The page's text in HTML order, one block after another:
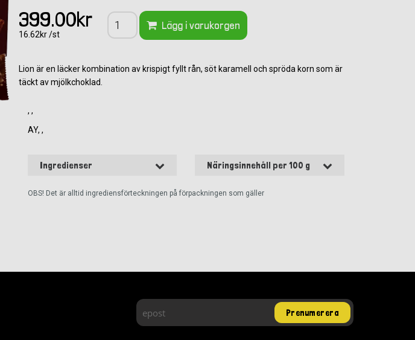
399.00kr
16.62kr /st
Lägg i varukorgen
Lion är en läcker kombination av krispigt fyllt rån, söt karamell och spröda korn som är
täckt av mjölkchoklad.
, ,
AY, ,
Ingredienser Näringsinnehåll per 100 g
OBS! Det är alltid ingrediensförteckningen på förpackningen som gäller